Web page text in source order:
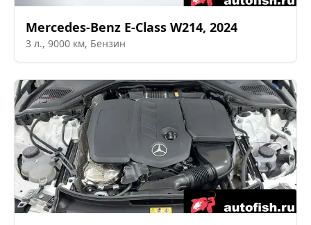
Mercedes-Benz E-Class W214, 2024
3 л., 9000 км, Бензин